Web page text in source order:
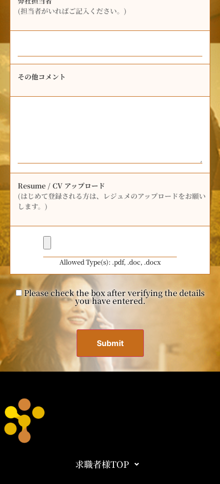
(担当者がいればご記入ください。)
その他コメント
Resume / CV アップロード
(はじめて登録される方は、レジュメのアップロードをお願い
します。)
Allowed Type(s): .pdf, .doc, .docx
Please check the box after verifying the details
you have entered.
求職者様TOP